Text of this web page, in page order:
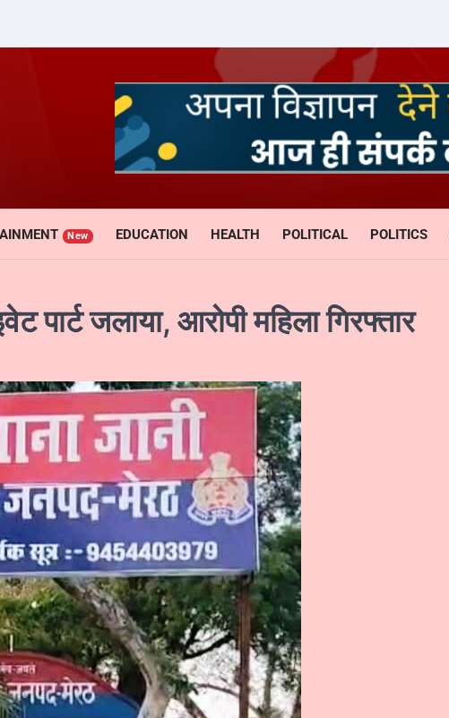
New EDUCATION HEALTH POLITICAL POLITICS
पार्ट जलाया, आरोपी महिला गिरफ्तार